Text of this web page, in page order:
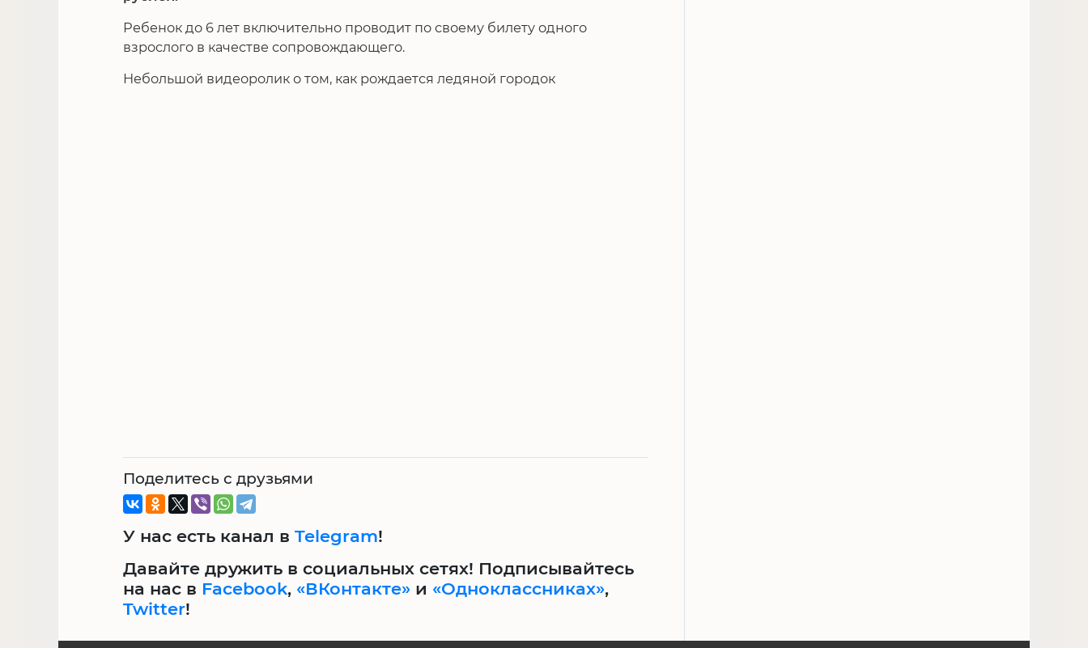
Ребенок до 6 лет включительно проводит по своему билету одного
взрослого в качестве сопровождающего.
Небольшой видеоролик о том, как рождается ледяной городок
Поделитесь с друзьями
У нас есть канал в Telegram!
Давайте дружить в социальных сетях! Подписывайтесь
на нас в Facebook, «ВКонтакте» и «Одноклассниках»,
Twitter!